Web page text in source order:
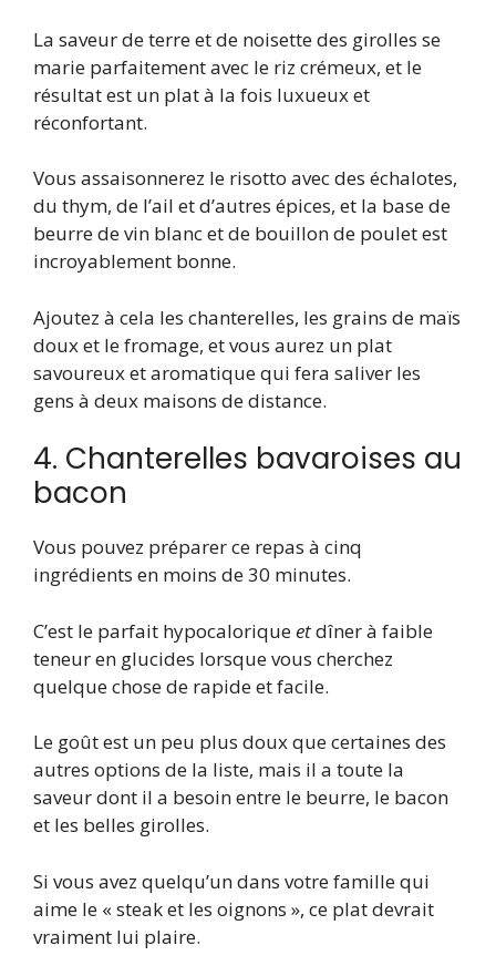
La saveur de terre et de noisette des girolles se
marie parfaitement avec le riz crémeux, et le
résultat est un plat à la fois luxueux et
réconfortant.
Vous assaisonnerez le risotto avec des échalotes,
du thym, de l’ail et d’autres épices, et la base de
beurre de vin blanc et de bouillon de poulet est
incroyablement bonne.
Ajoutez à cela les chanterelles, les grains de maïs
doux et le fromage, et vous aurez un plat
savoureux et aromatique qui fera saliver les
gens à deux maisons de distance.
4. Chanterelles bavaroises au
bacon
Vous pouvez préparer ce repas à cinq
ingrédients en moins de 30 minutes.
C’est le parfait hypocaloriqueetdîner à faible
teneur en glucides lorsque vous cherchez
quelque chose de rapide et facile.
Le goût est un peu plus doux que certaines des
autres options de la liste, mais il a toute la
saveur dont il a besoin entre le beurre, le bacon
et les belles girolles.
Si vous avez quelqu’un dans votre famille qui
aime le « steak et les oignons », ce plat devrait
vraiment lui plaire.